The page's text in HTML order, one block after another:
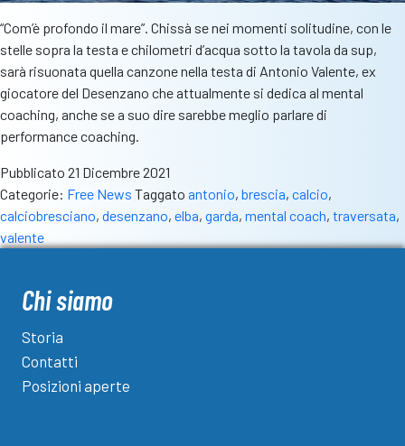
“Com’è profondo il mare”. Chissà se nei momenti solitudine, con le
stelle sopra la testa e chilometri d’acqua sotto la tavola da sup,
sarà risuonata quella canzone nella testa di Antonio Valente, ex
giocatore del Desenzano che attualmente si dedica al mental
coaching, anche se a suo dire sarebbe meglio parlare di
performance coaching.
Pubblicato 21 Dicembre 2021
Categorie: Free News Taggato antonio, brescia, calcio,
calciobresciano, desenzano, elba, garda, mental coach, traversata,
valente
Chi siamo
Storia
Contatti
Posizioni aperte